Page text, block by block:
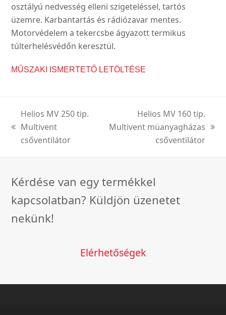
osztályú nedvesség elleni szigeteléssel, tartós
üzemre. Karbantartás és rádiózavar mentes.
Motorvédelem a tekercsbe ágyazott termikus
túlterhelésvédőn keresztül.
MŰSZAKI ISMERTETŐ LETÖLTÉSE
previous
post:
Helios MV 250 tip.
Multivent
csőventilátor
next
Helios MV 160 tip.
Multivent müanyagházas
csőventilátor
Kérdése van egy termékkel
kapcsolatban? Küldjön üzenetet
nekünk!
Elérhetőségek